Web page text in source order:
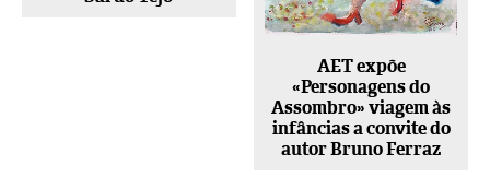
AET expõe
«Personagens do
Assombro» viagem às
infâncias a convite do
autor Bruno Ferraz